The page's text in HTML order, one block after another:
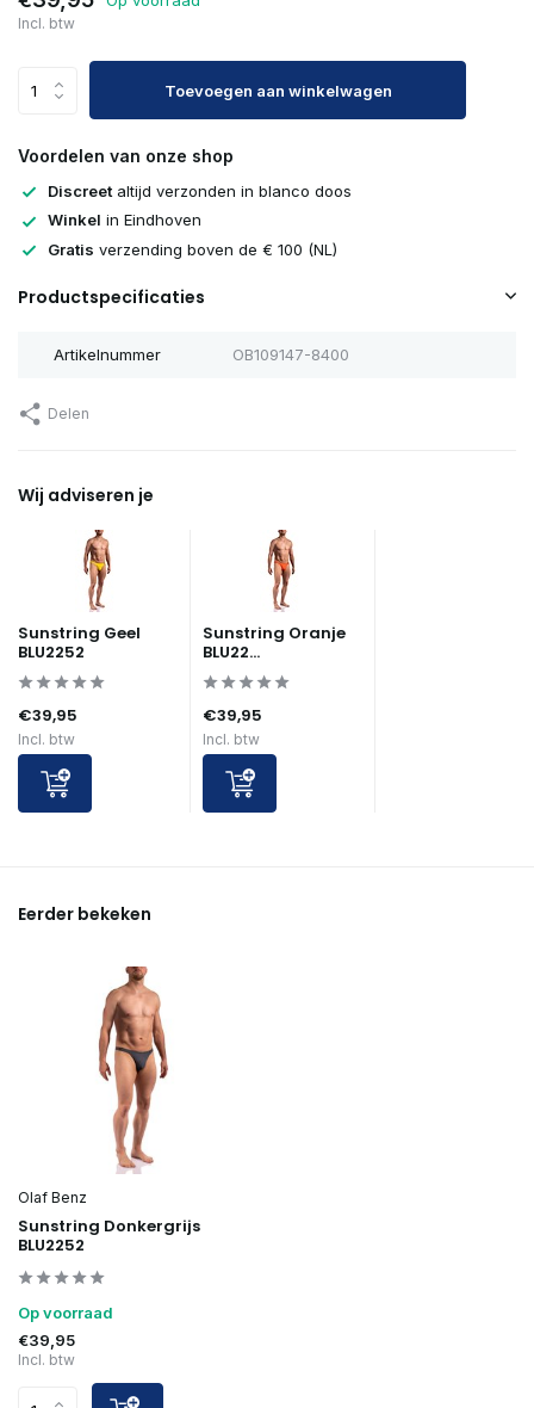
Incl. btw
Toevoegen aan winkelwagen
Voordelen van onze shop
Discreet altijd verzonden in blanco doos
Winkel in Eindhoven
Gratis verzending boven de € 100 (NL)
Productspecificaties
Artikelnummer OB109147-8400
Delen
Wij adviseren je
Sunstring Geel
BLU2252
€39,95
Incl. btw
Sunstring Oranje
BLU22...
€39,95
Incl. btw
Eerder bekeken
Olaf Benz
Sunstring Donkergrijs
BLU2252
Op voorraad
€39,95
Incl. btw